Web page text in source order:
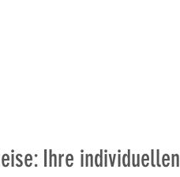
Ihre individuellen